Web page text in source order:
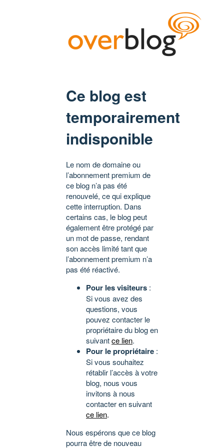
Ce blog est
temporairement
indisponible
Le nom de domaine ou
l’abonnement premium de
ce blog n’a pas été
renouvelé, ce qui explique
cette interruption. Dans
certains cas, le blog peut
également être protégé par
un mot de passe, rendant
son accès limité tant que
l’abonnement premium n’a
pas été réactivé.
Pour les visiteurs :
Si vous avez des
questions, vous
pouvez contacter le
propriétaire du blog en
suivantce lien.
Pour le propriétaire :
Si vous souhaitez
rétablir l’accès à votre
blog, nous vous
invitons à nous
contacter en suivant
ce lien.
Nous espérons que ce blog
pourra être de nouveau